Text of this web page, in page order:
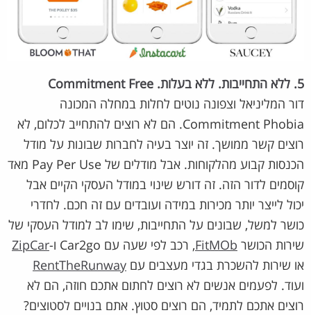
5. ללא התחייבות. ללא בעלות. Commitment Free
דור המליניאל וצפונה נוטים לחלות במחלה המכונה
Commitment Phobia. הם לא רוצים להתחייב לכלום, לא
רוצים קשר ממושך. זה יוצר בעיה לחברות שבונות על מודל
הכנסות קבוע מהלקוחות. אבל מודלים של Pay Per Use מאד
קוסמים לדור הזה. זה דורש שינוי במודל העסקי הקיים אבל
יכול לייצר יותר מכירות במידה ועובדים עם זה חכם. לחדרי
כושר למשל, שבונים על התחייבות, שימו לב למודל העסקי של
שירות הכושר FitMOb, רכב לפי שעה עם Car2go ו-
ZipCar
או שירות להשכרת בגדי מעצבים עם RentTheRunway
ועוד. לפעמים אנשים לא רוצים לחתום אתכם חוזה, הם לא
רוצים אתכם לתמיד, הם רוצים סטוץ. אתם בנויים לסטוצים?